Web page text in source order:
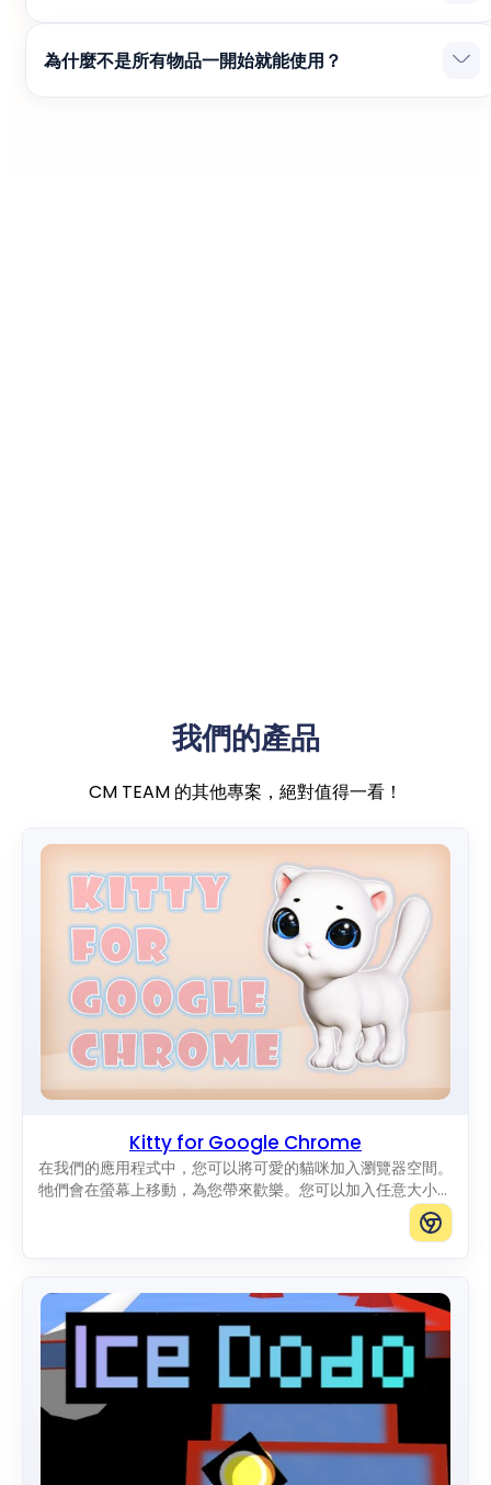
為什麼不是所有物品一開始就能使用？
我們的產品
CM TEAM 的其他專案，絕對值得一看！
Kitty for Google Chrome
在我們的應用程式中，您可以將可愛的貓咪加入瀏覽器空間。
牠們會在螢幕上移動，為您帶來歡樂。您可以加入任意大小的